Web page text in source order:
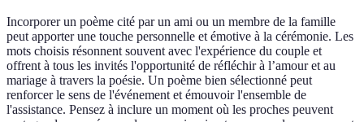
Incorporer un poème cité par un ami ou un membre de la famille
peut apporter une touche personnelle et émotive à la cérémonie. Les
mots choisis résonnent souvent avec l'expérience du couple et
offrent à tous les invités l'opportunité de réfléchir à l’amour et au
mariage à travers la poésie. Un poème bien sélectionné peut
renforcer le sens de l'événement et émouvoir l'ensemble de
l'assistance. Pensez à inclure un moment où les proches peuvent